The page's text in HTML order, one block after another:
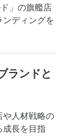
」の旗艦店
ディングを
ランドと
人材戦略の
成長を目指